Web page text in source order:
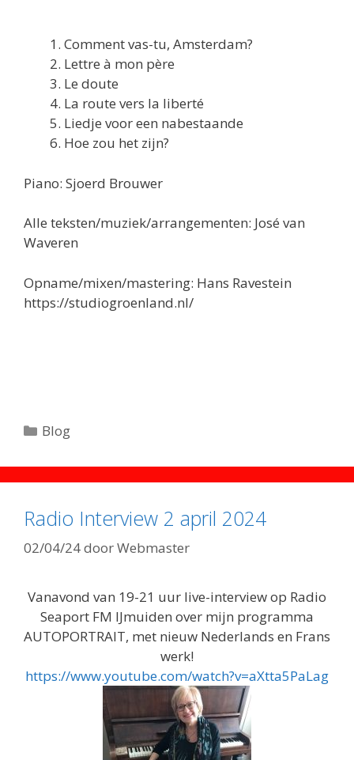
Comment vas-tu, Amsterdam?
Lettre à mon père
Le doute
La route vers la liberté
Liedje voor een nabestaande
Hoe zou het zijn?
Piano: Sjoerd Brouwer
Alle teksten/muziek/arrangementen: José van
Waveren
Opname/mixen/mastering: Hans Ravestein
https://studiogroenland.nl/
Categorieën
Blog
Radio Interview 2 april 2024
02/04/24doorWebmaster
Vanavond van 19-21 uur live-interview op Radio
Seaport FM IJmuiden over mijn programma
AUTOPORTRAIT, met nieuw Nederlands en Frans
werk!
https://www.youtube.com/watch?v=aXtta5PaLag